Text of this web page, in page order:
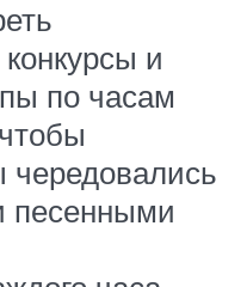
и
по часам
песенными